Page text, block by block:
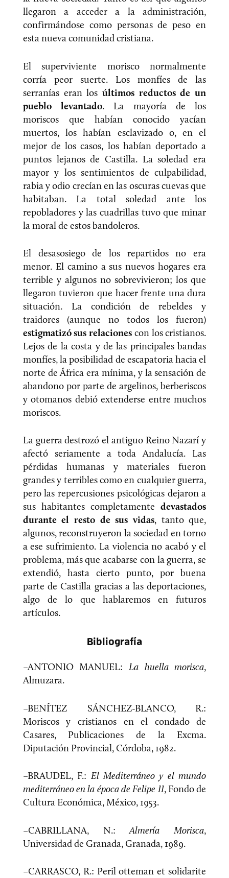
llegaron a acceder a la administración,
confirmándose como personas de peso en
esta nueva comunidad cristiana.
El superviviente morisco normalmente
corría peor suerte. Los monfíes de las
serranías eran los últimos reductos de un
pueblo levantado. La mayoría de los
moriscos que habían conocido yacían
muertos, los habían esclavizado o, en el
mejor de los casos, los habían deportado a
puntos lejanos de Castilla. La soledad era
mayor y los sentimientos de culpabilidad,
rabia y odio crecían en las oscuras cuevas que
habitaban. La total soledad ante los
repobladores y las cuadrillas tuvo que minar
la moral de estos bandoleros.
El desasosiego de los repartidos no era
menor. El camino a sus nuevos hogares era
terrible y algunos no sobrevivieron; los que
llegaron tuvieron que hacer frente una dura
situación. La condición de rebeldes y
traidores (aunque no todos los fueron)
estigmatizó sus relaciones con los cristianos.
Lejos de la costa y de las principales bandas
monfíes, la posibilidad de escapatoria hacia el
norte de África era mínima, y la sensación de
abandono por parte de argelinos, berberiscos
y otomanos debió extenderse entre muchos
moriscos.
La guerra destrozó el antiguo Reino Nazarí y
afectó seriamente a toda Andalucía. Las
pérdidas humanas y materiales fueron
grandes y terribles como en cualquier guerra,
pero las repercusiones psicológicas dejaron a
sus habitantes completamentedevastados
durante el resto de sus vidas, tanto que,
algunos, reconstruyeron la sociedad en torno
a ese sufrimiento. La violencia no acabó y el
problema, más que acabarse con la guerra, se
extendió, hasta cierto punto, por buena
parte de Castilla gracias a las deportaciones,
algo de lo que hablaremos en futuros
artículos.
Bibliografía
–ANTONIO MANUEL: La huella morisca,
Almuzara.
–BENÍTEZ SÁNCHEZ-BLANCO, R.:
Moriscos y cristianos en el condado de
Casares, Publicaciones de la Excma.
Diputación Provincial, Córdoba, 1982.
–BRAUDEL, F.: El Mediterráneo y el mundo
mediterráneo en la época de Felipe II, Fondo de
Cultura Económica, México, 1953.
–CABRILLANA, N.:Almería Morisca,
Universidad de Granada, Granada, 1989.
–CARRASCO, R.: Peril otteman et solidarite